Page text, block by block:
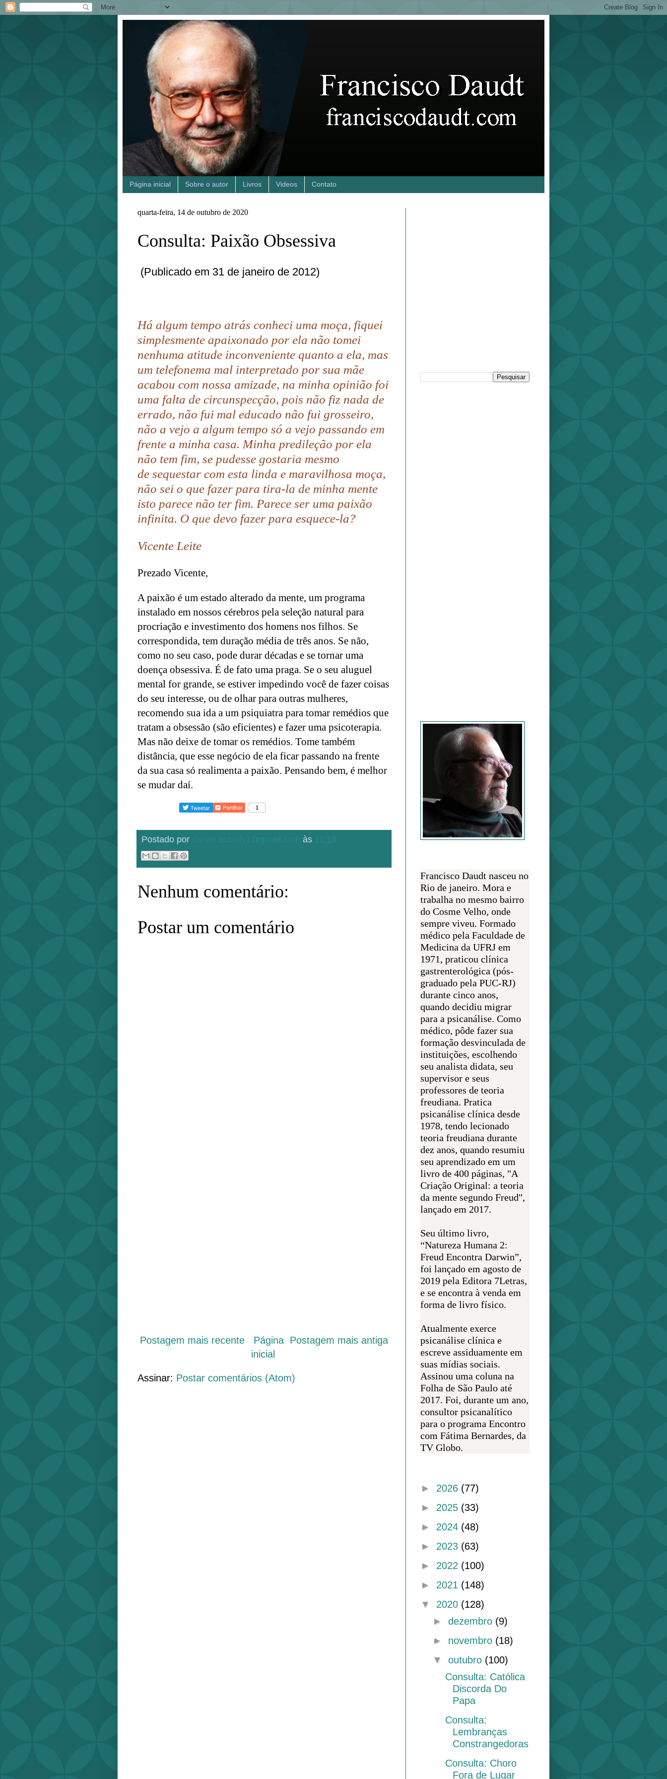
Página inicial Sobre o autor Livros Videos Contato
quarta-feira, 14 de outubro de 2020
Consulta: Paixão Obsessiva
(Publicado em 31 de janeiro de 2012)
Há algum tempo atrás conheci uma moça, fiquei
simplesmente apaixonado por ela não tomei
nenhuma atitude inconveniente quanto a ela, mas
um telefonema mal interpretado por sua mãe
acabou com nossa amizade, na minha opinião foi
uma falta de circunspecção, pois não fiz nada de
errado, não fui mal educado não fui grosseiro,
não a vejo a algum tempo só a vejo passando em
frente a minha casa. Minha predileção por ela
não tem fim, se pudesse gostaria mesmo
de sequestar com esta linda e maravilhosa moça,
não sei o que fazer para tira-la de minha mente
isto parece não ter fim. Parece ser uma paixão
infinita. O que devo fazer para esquece-la?
Vicente Leite
Prezado Vicente,
A paixão é um estado alterado da mente, um programa
instalado em nossos cérebros pela seleção natural para
procriação e investimento dos homens nos filhos. Se
correspondida, tem duração média de três anos. Se não,
como no seu caso, pode durar décadas e se tornar uma
doença obsessiva. É de fato uma praga. Se o seu aluguel
mental for grande, se estiver impedindo você de fazer coisas
do seu interesse, ou de olhar para outras mulheres,
recomendo sua ida a um psiquiatra para tomar remédios que
tratam a obsessão (são eficientes) e fazer uma psicoterapia.
Mas não deixe de tomar os remédios. Tome também
distância, que esse negócio de ela ficar passando na frente
da sua casa só realimenta a paixão. Pensando bem, é melhor
se mudar daí.
Partilhar 1
Postado por às
Nenhum comentário:
Postar um comentário
Postagem mais recente Postagem mais antiga
Página
inicial
Assinar: Postar comentários (Atom)
Francisco Daudt nasceu no
Rio de janeiro. Mora e
trabalha no mesmo bairro
do Cosme Velho, onde
sempre viveu. Formado
médico pela Faculdade de
Medicina da UFRJ em
1971, praticou clínica
gastrenterológica (pós-
graduado pela PUC-RJ)
durante cinco anos,
quando decidiu migrar
para a psicanálise. Como
médico, pôde fazer sua
formação desvinculada de
instituições, escolhendo
seu analista didata, seu
supervisor e seus
professores de teoria
freudiana. Pratica
psicanálise clínica desde
1978, tendo lecionado
teoria freudiana durante
dez anos, quando resumiu
seu aprendizado em um
livro de 400 páginas, "A
Criação Original: a teoria
da mente segundo Freud",
lançado em 2017.
Seu último livro,
“Natureza Humana 2:
Freud Encontra Darwin”,
foi lançado em agosto de
2019 pela Editora 7Letras,
e se encontra à venda em
forma de livro físico.
Atualmente exerce
psicanálise clínica e
escreve assiduamente em
suas mídias sociais.
Assinou uma coluna na
Folha de São Paulo até
2017. Foi, durante um ano,
consultor psicanalítico
para o programa Encontro
com Fátima Bernardes, da
TV Globo.
► 2026 (77)
► 2025 (33)
► 2024 (48)
► 2023 (63)
► 2022 (100)
► 2021 (148)
▼ 2020 (128)
► dezembro (9)
► novembro (18)
▼ outubro (100)
Consulta: Católica
Discorda Do
Papa
Consulta:
Lembranças
Constrangedoras
Consulta: Choro
Fora de Lugar